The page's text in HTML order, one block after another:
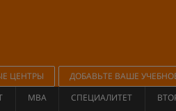
ЦЕНТРЫ
ДОБАВЬТЕ ВАШЕ
MBA СПЕЦИАЛИТЕТ